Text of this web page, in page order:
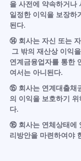
을 사전에 약속하거나
일정한 이익을 보장하
된다.
⑭ 회사는 자신 또는
그 밖의 재산상 이익
연계금융업자를 통한
여서는 아니된다.
⑮ 회사는 연계대출채
의 이익을 보호하기
다.
⑯ 회사는 연체상태에
리방안을 마련하여야